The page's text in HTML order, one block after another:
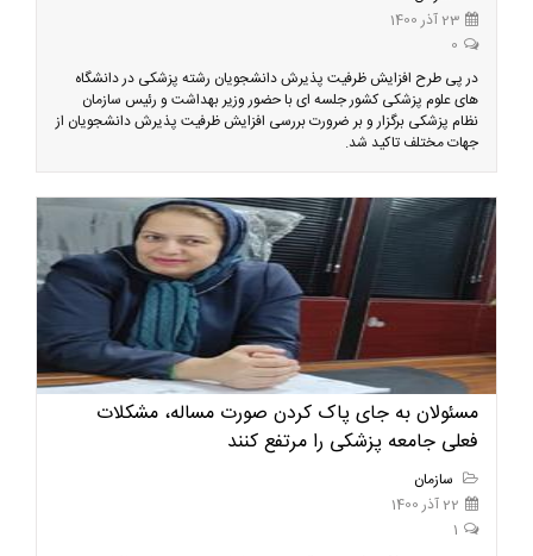
23 آذر 1400
0
در پی طرح افزایش ظرفیت پذیرش دانشجویان رشته پزشکی در دانشگاه
های علوم پزشکی کشور جلسه ای با حضور وزیر بهداشت و رئیس سازمان
نظام پزشکی برگزار و بر ضرورت بررسی افزایش ظرفیت پذیرش دانشجویان از
جهات مختلف تاکید شد.
مسئولان به جای پاک کردن صورت مساله، مشکلات
فعلی جامعه پزشکی را مرتفع کنند
سازمان
22 آذر 1400
1